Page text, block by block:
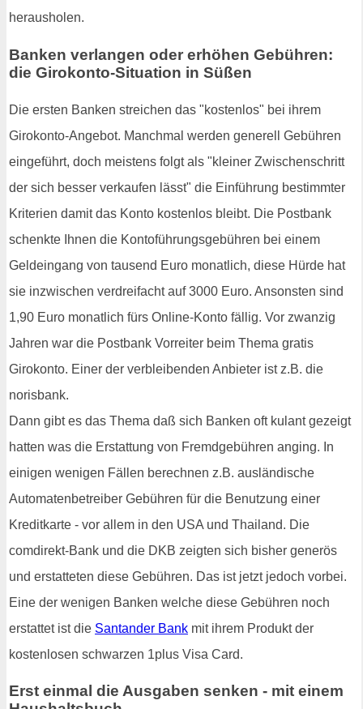
herausholen.
Banken verlangen oder erhöhen Gebühren:
die Girokonto-Situation in Süßen
Die ersten Banken streichen das "kostenlos" bei ihrem
Girokonto-Angebot. Manchmal werden generell Gebühren
eingeführt, doch meistens folgt als "kleiner Zwischenschritt
der sich besser verkaufen lässt" die Einführung bestimmter
Kriterien damit das Konto kostenlos bleibt. Die Postbank
schenkte Ihnen die Kontoführungsgebühren bei einem
Geldeingang von tausend Euro monatlich, diese Hürde hat
sie inzwischen verdreifacht auf 3000 Euro. Ansonsten sind
1,90 Euro monatlich fürs Online-Konto fällig. Vor zwanzig
Jahren war die Postbank Vorreiter beim Thema gratis
Girokonto. Einer der verbleibenden Anbieter ist z.B. die
norisbank.
Dann gibt es das Thema daß sich Banken oft kulant gezeigt
hatten was die Erstattung von Fremdgebühren anging. In
einigen wenigen Fällen berechnen z.B. ausländische
Automatenbetreiber Gebühren für die Benutzung einer
Kreditkarte - vor allem in den USA und Thailand. Die
comdirekt-Bank und die DKB zeigten sich bisher generös
und erstatteten diese Gebühren. Das ist jetzt jedoch vorbei.
Eine der wenigen Banken welche diese Gebühren noch
erstattet ist die Santander Bank mit ihrem Produkt der
kostenlosen schwarzen 1plus Visa Card.
Erst einmal die Ausgaben senken - mit einem